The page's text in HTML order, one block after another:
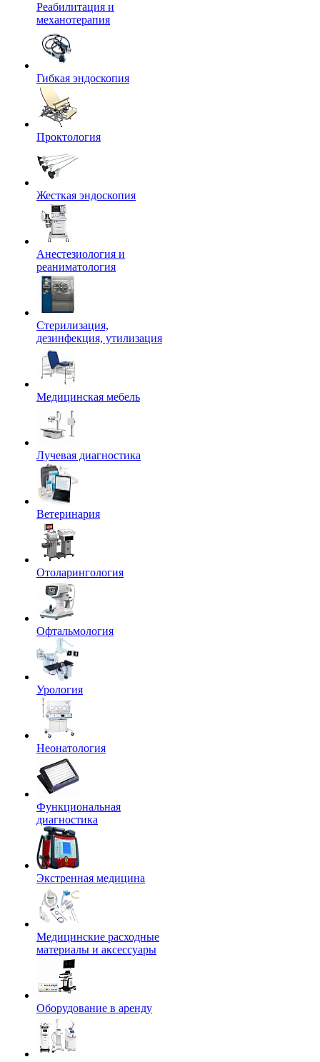
Реабилитация и
механотерапия
Гибкая эндоскопия
Проктология
Жесткая эндоскопия
Анестезиология и
реаниматология
Стерилизация,
дезинфекция, утилизация
Медицинская мебель
Лучевая диагностика
Ветеринария
Отоларингология
Офтальмология
Урология
Неонатология
Функциональная
диагностика
Экстренная медицина
Медицинские расходные
материалы и аксессуары
Оборудование в аренду